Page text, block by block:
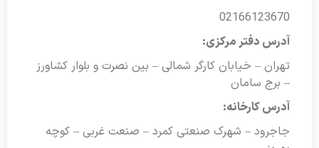
02166123670
آدرس دفتر مرکزی:
تهران – خیابان کارگر شمالی – بین نصرت و بلوار کشاورز
– برج سامان
آدرس کارخانه:
جاجرود – شهرک صنعتی کمرد – صنعت غربی – کوچه